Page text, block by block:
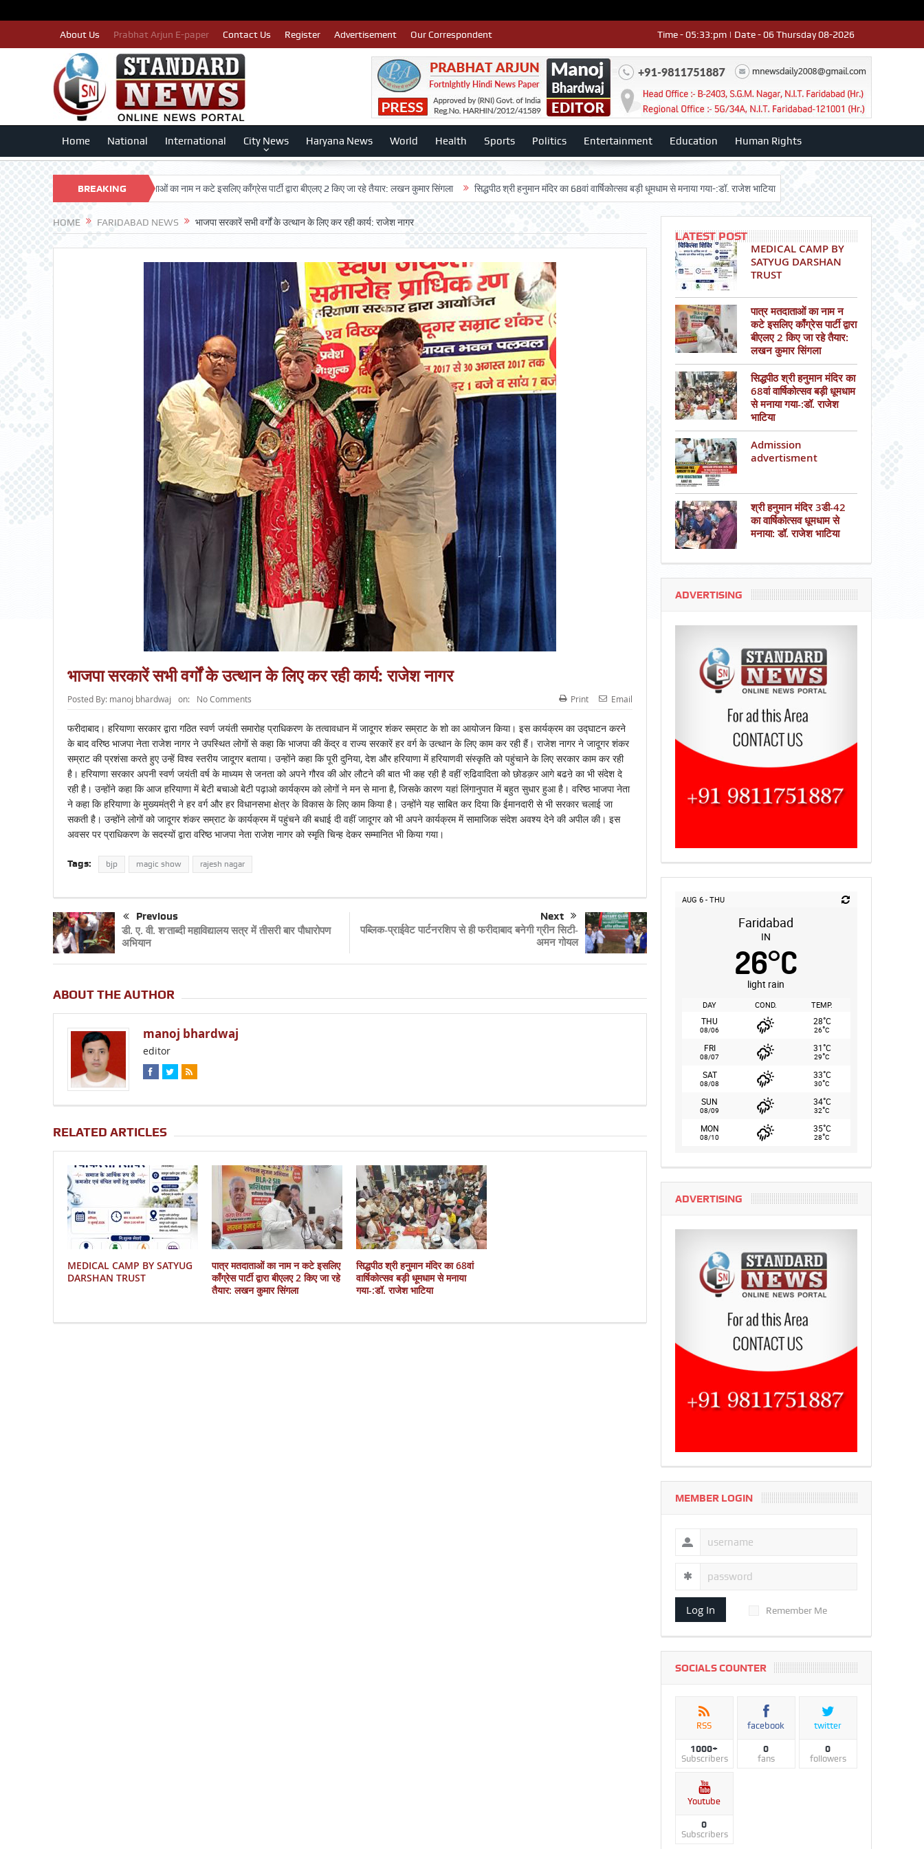
About Us Prabhat Arjun E-paper Contact Us Register Advertisement Our Correspondent Time - 05:33:pm | Date - 06 Thursday 08-2026
Home National International City News Haryana News World Health Sports Politics Entertainment Education Human Rights
BREAKING
NEWS
TRUST पात्र मतदाताओं का नाम न कटे इसलिए काँग्रेस पार्टी द्वारा बीएलए 2 किए जा रहे तैयार: लखन कुमार सिंगला सिद्धपीठ श्री हनुमान मंदिर का 68वां वार्षिकोत्सव बड़ी धूमधाम से मनाया गया-:डॉ. राजेश भाटिया Admission advertisment श्री हनुमान
HOME FARIDABAD NEWS भाजपा सरकारें सभी वर्गों के उत्थान के लिए कर रही कार्य: राजेश नागर
भाजपा सरकारें सभी वर्गों के उत्थान के लिए कर रही कार्य: राजेश नागर
Posted By: manoj bhardwaj on: No Comments Print Email
फरीदाबाद। हरियाणा सरकार द्वारा गठित स्वर्ण जयंती समारोह प्राधिकरण के तत्वावधान में जादूगर शंकर सम्राट के शो का आयोजन किया। इस कार्यक्रम का उद्घाटन करने
के बाद वरिष्ठ भाजपा नेता राजेश नागर ने उपस्थित लोगों से कहा कि भाजपा की केंद्र व राज्य सरकारें हर वर्ग के उत्थान के लिए काम कर रही हैं। राजेश नागर ने जादूगर शंकर
सम्राट की प्रशंसा करते हुए उन्हें विश्व स्तरीय जादूगर बताया। उन्होंने कहा कि पूरी दुनिया, देश और हरियाणा में हरियाणवी संस्कृति को पहुंचाने के लिए सरकार काम कर रही
है। हरियाणा सरकार अपनी स्वर्ण जयंती वर्ष के माध्यम से जनता को अपने गौरव की ओर लौटने की बात भी कह रही है वहीं रुढि़वादिता को छोडक़र आगे बढऩे का भी संदेश दे
रही है। उन्होंने कहा कि आज हरियाणा में बेटी बचाओ बेटी पढ़ाओ कार्यक्रम को लोगों ने मन से माना है, जिसके कारण यहां लिंगानुपात में बहुत सुधार हुआ है। वरिष्ठ भाजपा नेता
ने कहा कि हरियाणा के मुख्यमंत्री ने हर वर्ग और हर विधानसभा क्षेत्र के विकास के लिए काम किया है। उन्होंने यह साबित कर दिया कि ईमानदारी से भी सरकार चलाई जा
सकती है। उन्होंने लोगों को जादूगर शंकर सम्राट के कार्यक्रम में पहुंचने की बधाई दी वहीं जादूगर को भी अपने कार्यक्रम में सामाजिक संदेश अवश्य देने की अपील की। इस
अवसर पर प्राधिकरण के सदस्यों द्वारा वरिष्ठ भाजपा नेता राजेश नागर को स्मृति चिन्ह देकर सम्मानित भी किया गया।
Tags: bjp magic show rajesh nagar
Previous
डी. ए. वी. श‘ताब्दी महाविद्यालय सत्र में तीसरी बार पौधारोपण
अभियान
Next
पब्लिक-प्राईवेट पार्टनरशिप से ही फरीदाबाद बनेगी ग्रीन सिटी-
अमन गोयल
ABOUT THE AUTHOR
manoj bhardwaj
editor
RELATED ARTICLES
MEDICAL CAMP BY SATYUG
DARSHAN TRUST
पात्र मतदाताओं का नाम न कटे इसलिए
काँग्रेस पार्टी द्वारा बीएलए 2 किए जा रहे
तैयार: लखन कुमार सिंगला
सिद्धपीठ श्री हनुमान मंदिर का 68वां
वार्षिकोत्सव बड़ी धूमधाम से मनाया
गया-:डॉ. राजेश भाटिया
LATEST POST
MEDICAL CAMP BY
SATYUG DARSHAN
TRUST
पात्र मतदाताओं का नाम न
कटे इसलिए काँग्रेस पार्टी द्वारा
बीएलए 2 किए जा रहे तैयार:
लखन कुमार सिंगला
सिद्धपीठ श्री हनुमान मंदिर का
68वां वार्षिकोत्सव बड़ी धूमधाम
से मनाया गया-:डॉ. राजेश
भाटिया
Admission
advertisment
श्री हनुमान मंदिर 3डी-42
का वार्षिकोत्सव धूमधाम से
मनाया: डॉ. राजेश भाटिया
ADVERTISING
AUG 6 - THU
Faridabad
IN
26°C
light rain
DAY COND. TEMP.
THU
08/06
28°C
26°C
FRI
08/07
31°C
29°C
SAT
08/08
33°C
30°C
SUN
08/09
34°C
32°C
MON
08/10
35°C
28°C
ADVERTISING
MEMBER LOGIN
Log In Remember Me
SOCIALS COUNTER
RSS
1000+
Subscribers
facebook
0
fans
twitter
0
followers
Youtube
0
Subscribers